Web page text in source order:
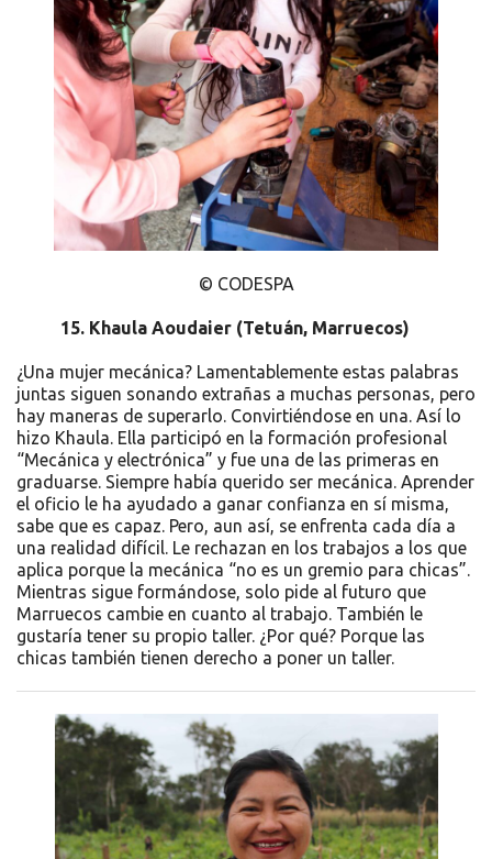
© CODESPA
15. Khaula Aoudaier (Tetuán, Marruecos)
¿Una mujer mecánica? Lamentablemente estas palabras
juntas siguen sonando extrañas a muchas personas, pero
hay maneras de superarlo. Convirtiéndose en una. Así lo
hizo Khaula. Ella participó en la formación profesional
“Mecánica y electrónica” y fue una de las primeras en
graduarse. Siempre había querido ser mecánica. Aprender
el oficio le ha ayudado a ganar confianza en sí misma,
sabe que es capaz. Pero, aun así, se enfrenta cada día a
una realidad difícil. Le rechazan en los trabajos a los que
aplica porque la mecánica “no es un gremio para chicas”.
Mientras sigue formándose, solo pide al futuro que
Marruecos cambie en cuanto al trabajo. También le
gustaría tener su propio taller. ¿Por qué? Porque las
chicas también tienen derecho a poner un taller.